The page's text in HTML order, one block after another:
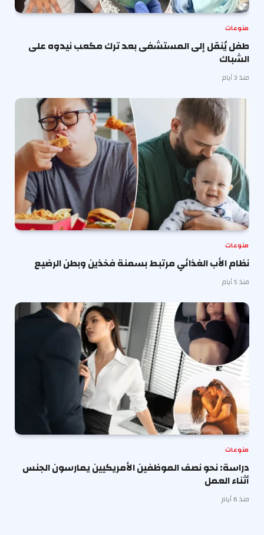
منوعات
طفل يُنقل إلى المستشفى بعد ترك مكعب نيدوه على
الشباك
منذ 3 أيام
منوعات
نظام الأب الغذائي مرتبط بسمنة فخذين وبطن الرضيع
منذ 5 أيام
منوعات
دراسة: نحو نصف الموظفين الأمريكيين يمارسون الجنس
أثناء العمل
منذ 6 أيام